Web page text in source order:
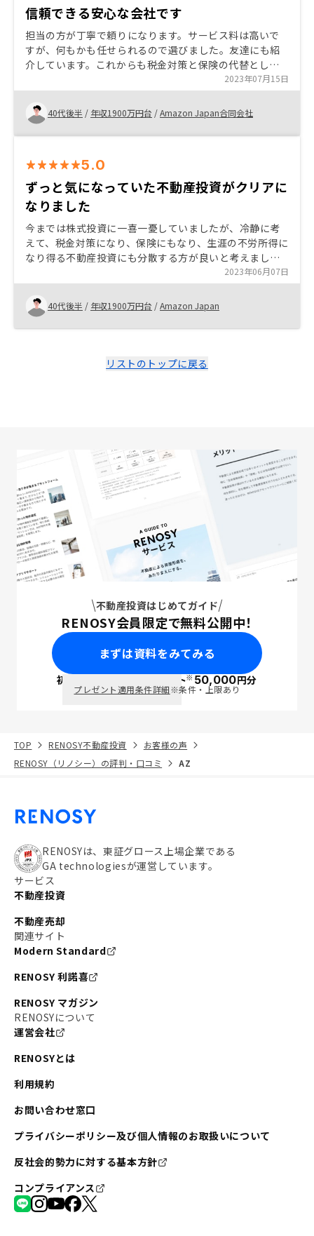
信頼できる安心な会社です
担当の方が丁寧で頼りになります。サービス料は高いで
すが、何もかも任せられるので選びました。友達にも紹
介しています。これからも税金対策と保険の代替とし
て、少しずつ物件を増やすつもりです。ありがとうござ
いました。
2023年07月15日
40代後半 / 年収1900万円台 /Amazon Japan合同会社
5.0
ずっと気になっていた不動産投資がクリアに
なりました
今までは株式投資に一喜一憂していましたが、冷静に考
えて、税金対策になり、保険にもなり、生涯の不労所得に
なり得る不動産投資にも分散する方が良いと考えまし
た。面接や説明の対応も丁寧で、営業の方が信頼できた
事。また、信頼できる知人やネットの情報からもリノシ
ーさんが1番良いと判断しました。
2023年06月07日
40代後半 / 年収1900万円台 /Amazon Japan
リストのトップに戻る
不動産投資はじめてガイド
RENOSY会員限定で無料公開中！
まずは資料をみてみる
初回面談で ポイント※50,000円分
プレゼント適用条件詳細※条件・上限あり
TOP RENOSY不動産投資
お客様の声
RENOSY（リノシー）の評判・口コミ
AZ
RENOSYは、東証グロース上場企業である
GA technologiesが運営しています。
サービス
不動産投資
不動産売却
関連サイト
Modern Standard
RENOSY 利諾喜
RENOSY マガジン
RENOSYについて
運営会社
RENOSYとは
利用規約
お問い合わせ窓口
プライバシーポリシー及び個人情報のお取扱いについて
反社会的勢力に対する基本方針
コンプライアンス